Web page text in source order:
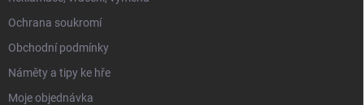
Ochrana soukromí
Obchodní podmínky
Náměty a tipy ke hře
Moje objednávka